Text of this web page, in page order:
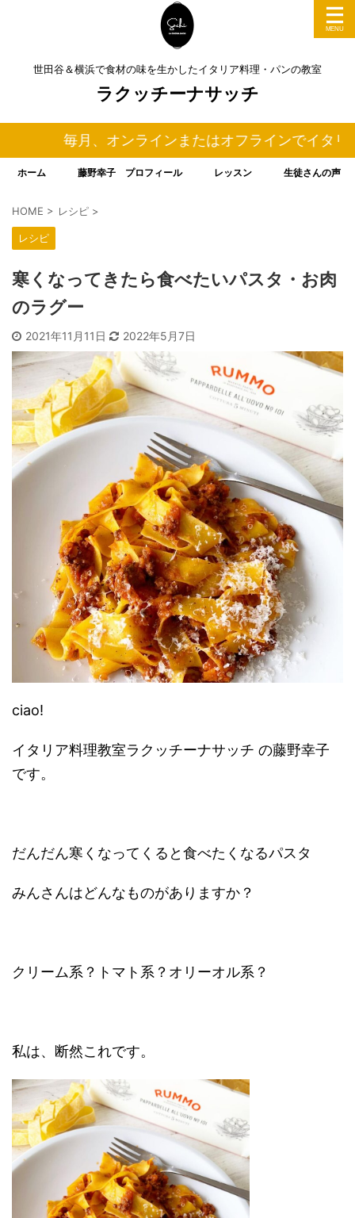
世田谷＆横浜で食材の味を生かしたイタリア料理・パンの教室
ラクッチーナサッチ
毎月、オンラインまたはオフラインでイタリア
ホーム 藤野幸子 プロフィール レッスン 生徒さんの声
HOME > レシピ >
レシピ
寒くなってきたら食べたいパスタ・お肉
のラグー
2021年11月11日 2022年5月7日
ciao!
イタリア料理教室ラクッチーナサッチ の藤野幸子
です。
だんだん寒くなってくると食べたくなるパスタ
みんさんはどんなものがありますか？
クリーム系？トマト系？オリーオル系？
私は、断然これです。